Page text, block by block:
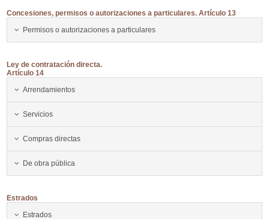
Concesiones, permisos o autorizaciones a particulares. Artículo 13
Permisos o autorizaciones a particulares
Ley de contratación directa.
Artículo 14
Arrendamientos
Servicios
Compras directas
De obra pública
Estrados
Estrados